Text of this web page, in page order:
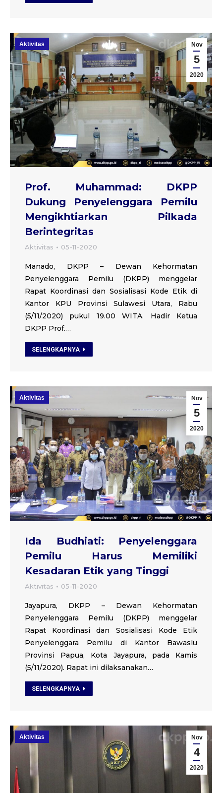
Nov
5
2020
Aktivitas
Prof. Muhammad: DKPP
Dukung Penyelenggara Pemilu
Mengikhtiarkan Pilkada
Berintegritas
Aktivitas 05-11-2020
Manado, DKPP – Dewan Kehormatan
Penyelenggara Pemilu (DKPP) menggelar
Rapat Koordinasi dan Sosialisasi Kode Etik di
Kantor KPU Provinsi Sulawesi Utara, Rabu
(5/11/2020) pukul 19.00 WITA. Hadir Ketua
DKPP Prof.…
SELENGKAPNYA
Nov
5
2020
Aktivitas
Ida Budhiati: Penyelenggara
Pemilu Harus Memiliki
Kesadaran Etik yang Tinggi
Aktivitas 05-11-2020
Jayapura, DKPP – Dewan Kehormatan
Penyelenggara Pemilu (DKPP) menggelar
Rapat Koordinasi dan Sosialisasi Kode Etik
Penyelenggara Pemilu di Kantor Bawaslu
Provinsi Papua, Kota Jayapura, pada Kamis
(5/11/2020). Rapat ini dilaksanakan…
SELENGKAPNYA
Nov
4
2020
Aktivitas